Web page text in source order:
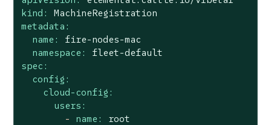
kind:
MachineRegistration
metadata:
name:
fire-nodes-mac
namespace:
fleet-default
spec:
config:
cloud-config:
users:
-
name:
root